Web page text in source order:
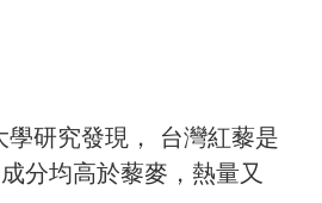
研究發現， 台灣紅藜是
分均高於藜麥，熱量又